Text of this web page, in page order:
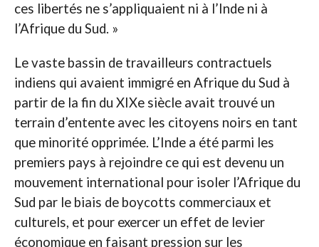
ces libertés ne s’appliquaient ni à l’Inde ni à
l’Afrique du Sud. »
Le vaste bassin de travailleurs contractuels
indiens qui avaient immigré en Afrique du Sud à
partir de la fin du XIXe siècle avait trouvé un
terrain d’entente avec les citoyens noirs en tant
que minorité opprimée. L’Inde a été parmi les
premiers pays à rejoindre ce qui est devenu un
mouvement international pour isoler l’Afrique du
Sud par le biais de boycotts commerciaux et
culturels, et pour exercer un effet de levier
économique en faisant pression sur les